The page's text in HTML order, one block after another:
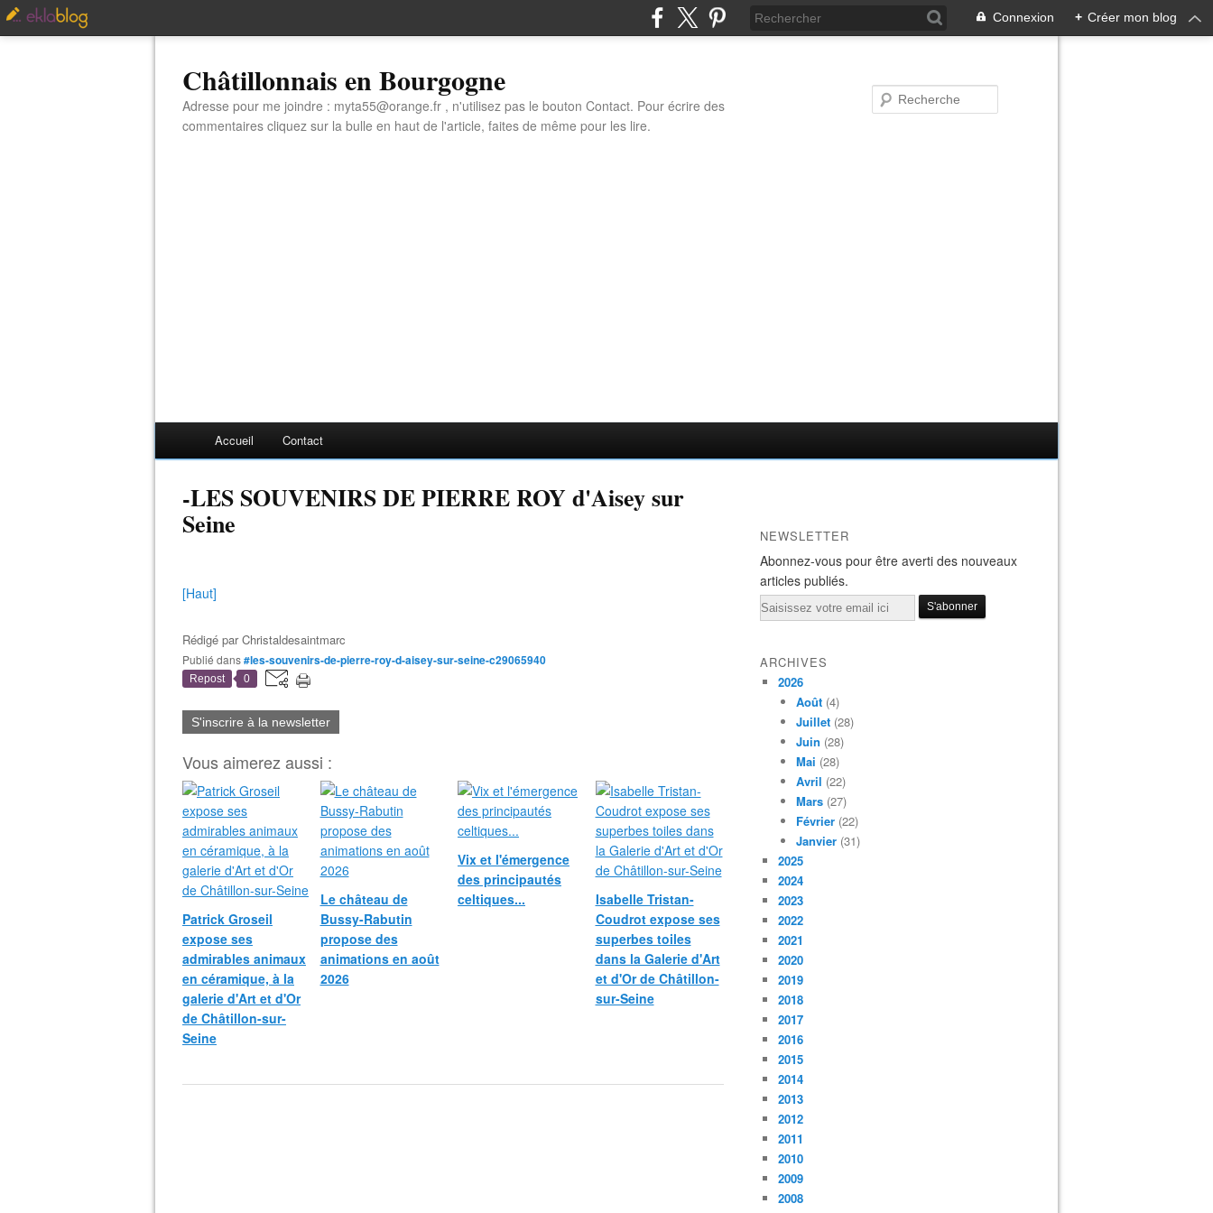
Connexion + Créer mon blog
Châtillonnais en Bourgogne
Adresse pour me joindre : myta55@orange.fr , n'utilisez pas le bouton Contact. Pour écrire des
commentaires cliquez sur la bulle en haut de l'article, faites de même pour les lire.
Accueil Contact
-LES SOUVENIRS DE PIERRE ROY d'Aisey sur
Seine
[Haut]
Rédigé parChristaldesaintmarc
Publié dans#les-souvenirs-de-pierre-roy-d-aisey-sur-seine-c29065940
Repost 0
S'inscrire à la newsletter
Vous aimerez aussi :
Patrick Groseil
expose ses
admirables animaux
en céramique, à la
galerie d'Art et d'Or
de Châtillon-sur-
Seine
Le château de
Bussy-Rabutin
propose des
animations en août
2026
Vix et l'émergence
des principautés
celtiques...
Isabelle Tristan-
Coudrot expose ses
superbes toiles
dans la Galerie d'Art
et d'Or de Châtillon-
sur-Seine
NEWSLETTER
Abonnez-vous pour être averti des nouveaux
articles publiés.
Email
ARCHIVES
2026
Août (4)
Juillet (28)
Juin (28)
Mai (28)
Avril (22)
Mars (27)
Février (22)
Janvier (31)
2025
2024
2023
2022
2021
2020
2019
2018
2017
2016
2015
2014
2013
2012
2011
2010
2009
2008